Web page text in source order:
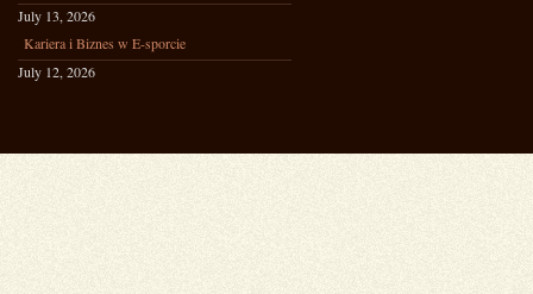
July 13, 2026
Kariera i Biznes w E-sporcie
July 12, 2026